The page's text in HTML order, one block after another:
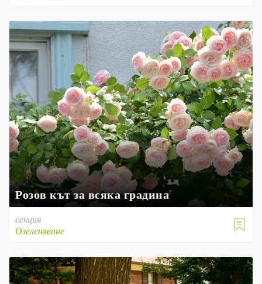
Розов кът за всяка градина

секция
Озеленяване